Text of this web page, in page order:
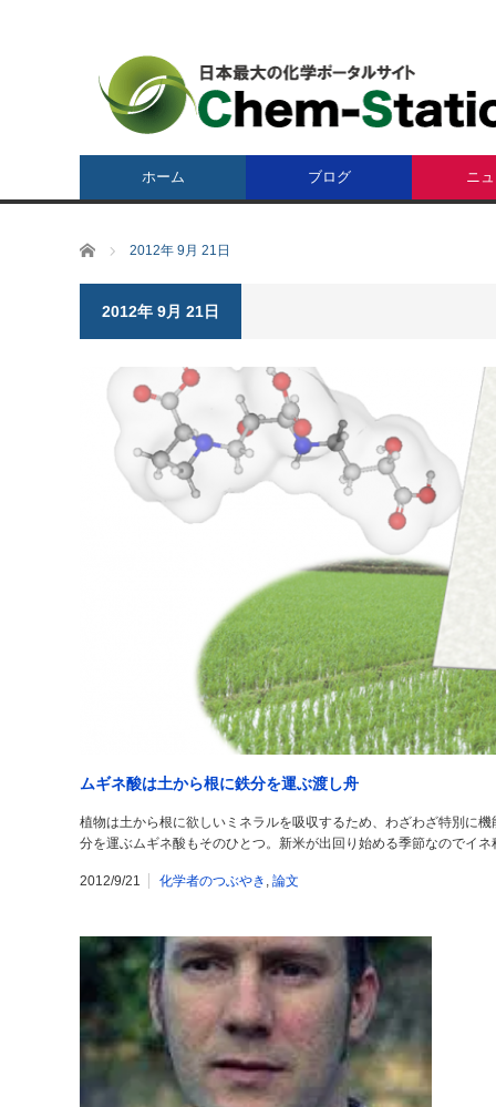
ホーム ブログ ニ
ホーム 2012年 9月 21日
2012年 9月 21日
ムギネ酸は土から根に鉄分を運ぶ渡し舟
植物は土から根に欲しいミネラルを吸収するため、わざわざ特別に
分を運ぶムギネ酸もそのひとつ。新米が出回り始める季節なのでイ
2012/9/21 化学者のつぶやき , 論文